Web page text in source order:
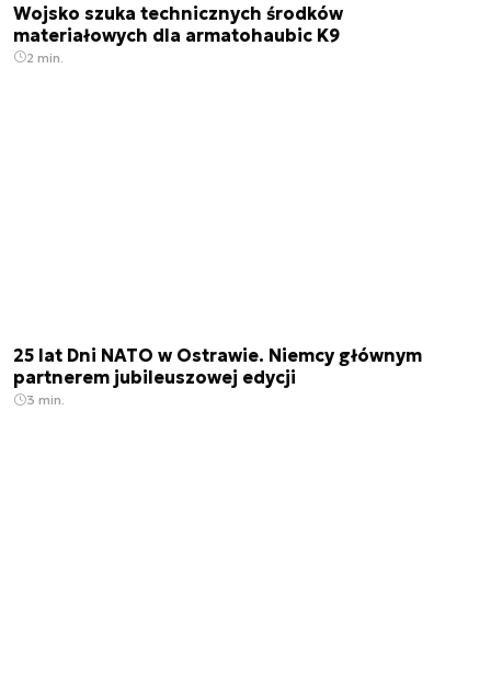
Wojsko szuka technicznych środków
materiałowych dla armatohaubic K9
2 min.
25 lat Dni NATO w Ostrawie. Niemcy głównym
partnerem jubileuszowej edycji
3 min.